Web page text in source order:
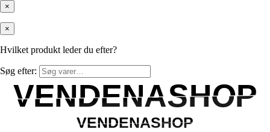
×
×
Hvilket produkt leder du efter?
Søg efter:
VENDENASHOP
VENDENASHOP
VENDENASHOP
VENDENASHOP